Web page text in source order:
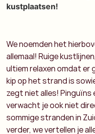
kustplaatsen!
We noemden het
allemaal! Ruige
ultiem relaxen omdat er
kip op het strand is
zegt niet alles! Pinguïns
verwacht je ook niet
sommige stranden in
verder, we vertellen je